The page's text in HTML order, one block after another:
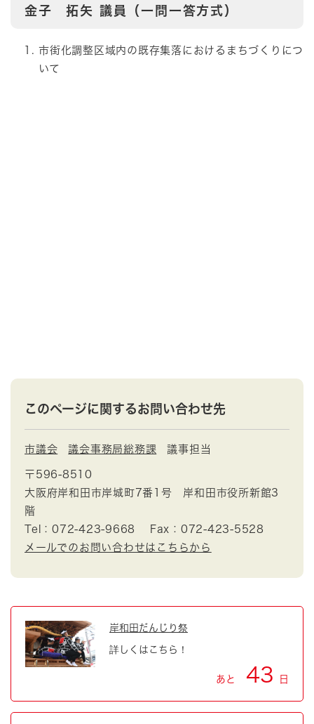
金子 拓矢 議員（一問一答方式）
市街化調整区域内の既存集落におけるまちづくりにつ
いて
このページに関するお問い合わせ先
市議会 議会事務局総務課 議事担当
〒596-8510
大阪府岸和田市岸城町7番1号 岸和田市役所新館3
階
Tel：072-423-9668
Fax：072-423-5528
メールでのお問い合わせはこちらから
岸和田だんじり祭
詳しくはこちら！
あと 43 日